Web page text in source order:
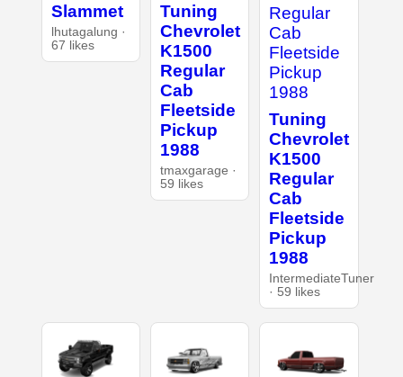
Slammet
lhutagalung ·
67 likes
Tuning
Chevrolet
K1500
Regular
Cab
Fleetside
Pickup
1988
tmaxgarage ·
59 likes
Tuning
Chevrolet
K1500
Regular
Cab
Fleetside
Pickup
1988
IntermediateTuner
· 59 likes